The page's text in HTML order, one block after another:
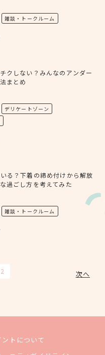
雑談・トークルーム
クしない？みんなのアンダー
まとめ
デリケートゾーン
る？下着の締め付けから解放
過ごし方を考えてみた
雑談・トークルーム
2 次へ
ントについて